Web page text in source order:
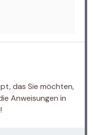
das Sie möchten,
Anweisungen in